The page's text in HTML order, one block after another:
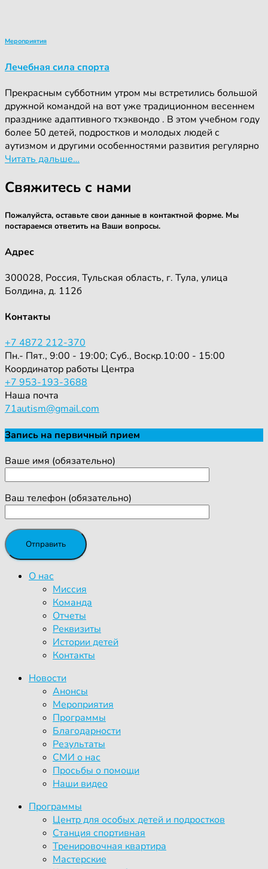
Мероприятия
Лечебная сила спорта
Прекрасным субботним утром мы встретились большой
дружной командой на вот уже традиционном весеннем
празднике адаптивного тхэквондо . В этом учебном году
более 50 детей, подростков и молодых людей с
аутизмом и другими особенностями развития регулярно
Читать дальше…
Свяжитесь с нами
Пожалуйста, оставьте свои данные в контактной форме. Мы
постараемся ответить на Ваши вопросы.
Адрес
300028, Россия, Тульская область, г. Тула, улица
Болдина, д. 112б
Контакты
+7 4872 212-370
Пн.- Пят., 9:00 - 19:00; Суб., Воскр.10:00 - 15:00
Координатор работы Центра
+7 953-193-3688
Наша почта
71autism@gmail.com
Запись на первичный прием
Ваше имя (обязательно)
Ваш телефон (обязательно)
О нас
Миссия
Команда
Отчеты
Реквизиты
Истории детей
Контакты
Новости
Анонсы
Мероприятия
Программы
Благодарности
Результаты
СМИ о нас
Просьбы о помощи
Наши видео
Программы
Центр для особых детей и подростков
Станция спортивная
Тренировочная квартира
Мастерские